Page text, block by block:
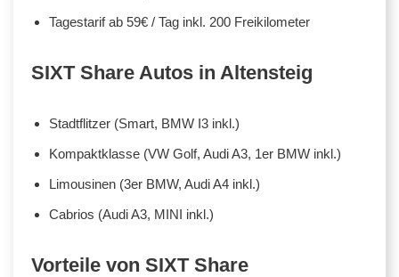
Tagestarif ab 59€ / Tag inkl. 200 Freikilometer
SIXT Share Autos in Altensteig
Stadtflitzer (Smart, BMW I3 inkl.)
Kompaktklasse (VW Golf, Audi A3, 1er BMW inkl.)
Limousinen (3er BMW, Audi A4 inkl.)
Cabrios (Audi A3, MINI inkl.)
Vorteile von SIXT Share